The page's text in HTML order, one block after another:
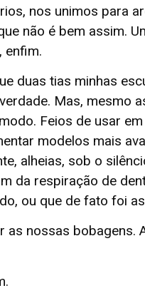
nos unimos para
não é bem assim.
enfim.
duas tias minhas
Mas, mesmo
Feios de usar
modelos mais
alheias, sob o
da respiração de
ou que de fato foi
nossas bobagens.